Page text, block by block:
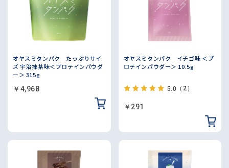
オヤスミタンパク たっぷりサイ
ズ 宇治抹茶味＜プロテインパウダ
ー＞ 315g
￥4,968
オヤスミタンパク イチゴ味 ＜プ
ロテインパウダー＞ 10.5g
5.0 （2）
￥291